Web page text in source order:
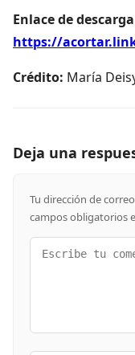
Enlace de
https://
Crédito: María
Deja una
Tu dirección de
campos obligatorios